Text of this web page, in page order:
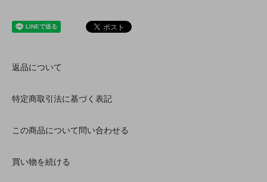
返品について
特定商取引法に基づく表記
この商品について問い合わせる
買い物を続ける